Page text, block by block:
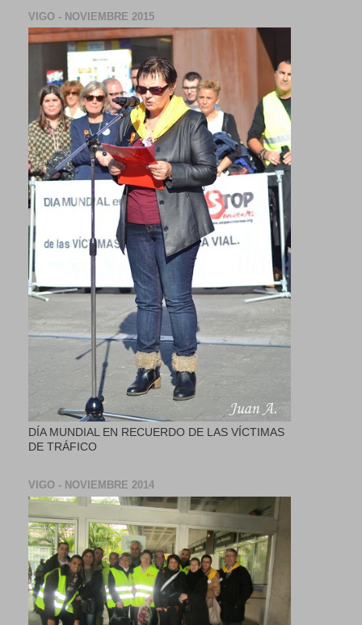
VIGO - NOVIEMBRE 2015
DÍA MUNDIAL EN RECUERDO DE LAS VÍCTIMAS
DE TRÁFICO
VIGO - NOVIEMBRE 2014